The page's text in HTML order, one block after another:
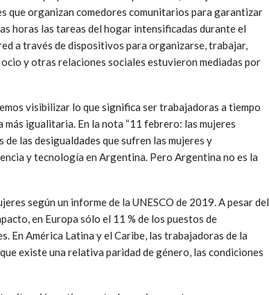
que organizan comedores comunitarios para garantizar
horas las tareas del hogar intensificadas durante el
a través de dispositivos para organizarse, trabajar,
y otras relaciones sociales estuvieron mediadas por
visibilizar lo que significa ser trabajadoras a tiempo
igualitaria. En la nota “11 febrero: las mujeres
las desigualdades que sufren las mujeres y
y tecnología en Argentina. Pero Argentina no es la
según un informe de la UNESCO de 2019. A pesar del
en Europa sólo el 11 % de los puestos de
En América Latina y el Caribe, las trabajadoras de la
existe una relativa paridad de género, las condiciones